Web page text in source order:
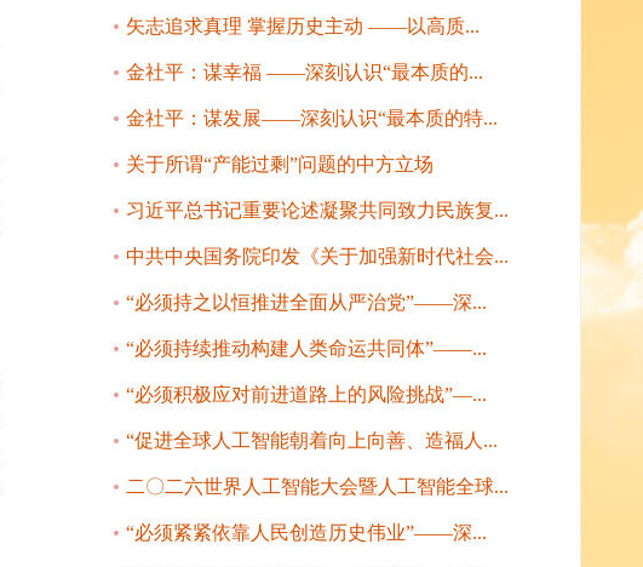
矢志追求真理 掌握历史主动 ——以高质...
金社平：谋幸福 ——深刻认识“最本质的...
金社平：谋发展——深刻认识“最本质的特...
关于所谓“产能过剩”问题的中方立场
习近平总书记重要论述凝聚共同致力民族复...
中共中央国务院印发《关于加强新时代社会...
“必须持之以恒推进全面从严治党”——深...
“必须持续推动构建人类命运共同体”——...
“必须积极应对前进道路上的风险挑战”—...
“促进全球人工智能朝着向上向善、造福人...
二〇二六世界人工智能大会暨人工智能全球...
“必须紧紧依靠人民创造历史伟业”——深...